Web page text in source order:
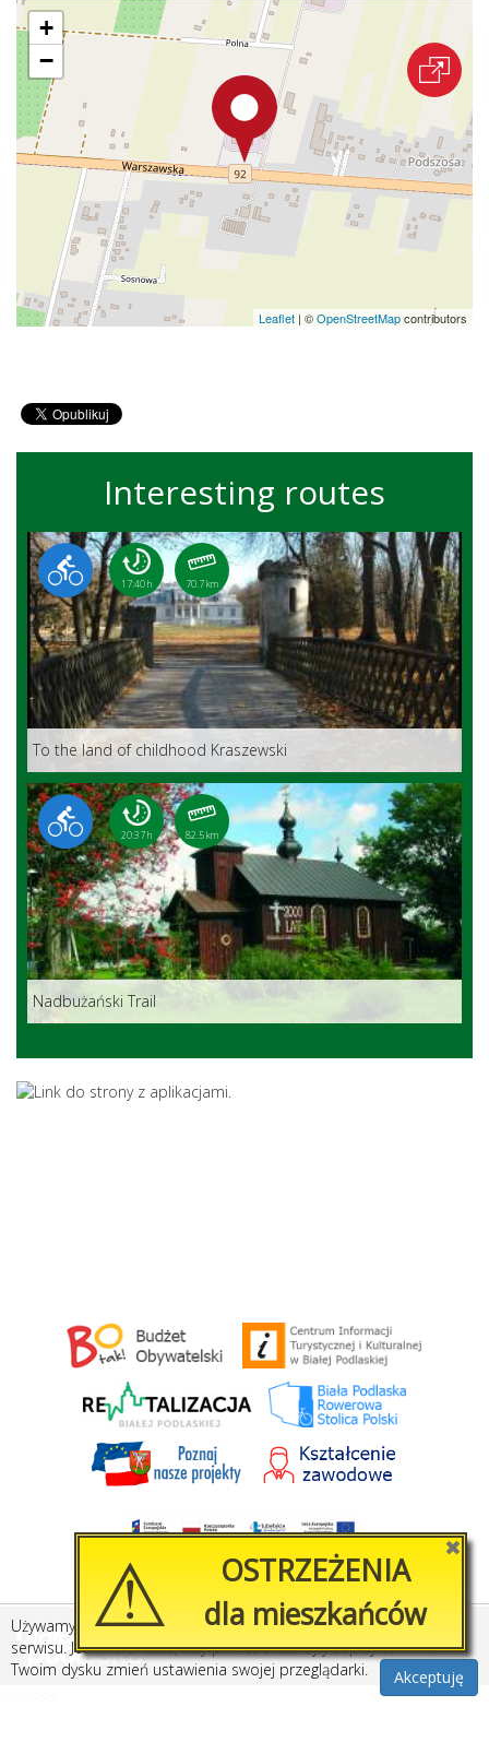
+
−
Leaflet | ©OpenStreetMapcontributors
Interesting routes
17:40 h 70.7 km
To the land of childhood Kraszewski
20:37 h 82.5 km
Nadbużański Trail
Created byAmistad.pl
Używamy plików cookies, by ułatwić korzystanie z naszego
serwisu. Jeśli nie chcesz, aby pliki cookies były zapisywane na
Twoim dysku zmień ustawienia swojej przeglądarki.
Akceptuję
✖
⚠
OSTRZEŻENIA
dla mieszkańców